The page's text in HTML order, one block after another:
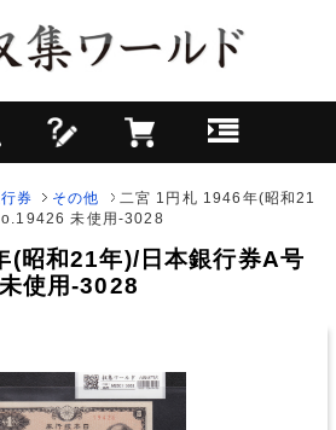
券 その他
二宮 1円札 1946年(昭和21
未使用-3028
(昭和21年)/日本銀行券A号
使用-3028